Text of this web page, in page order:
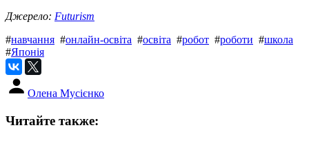
Джерело: Futurism
#навчання #онлайн-освіта #освіта #робот #роботи #школа
#Японія
Олена Мусієнко
Читайте также: